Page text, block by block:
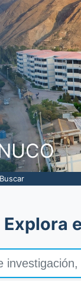
Buscar
Explora